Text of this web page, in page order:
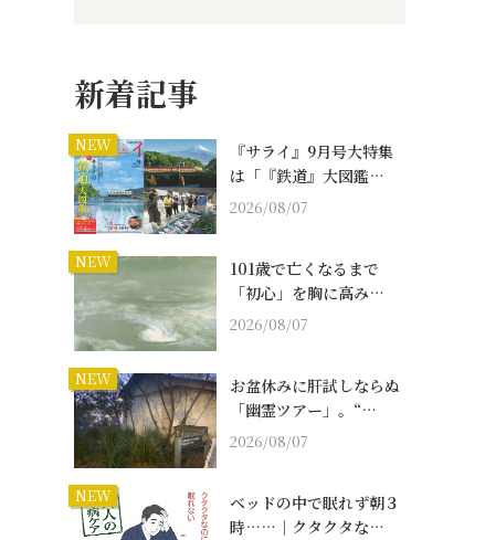
新着記事
NEW
『サライ』9月号大特集
は「『鉄道』大図鑑…
2026/08/07
NEW
101歳で亡くなるまで
「初心」を胸に高み…
2026/08/07
NEW
お盆休みに肝試しならぬ
「幽霊ツアー」。“…
2026/08/07
NEW
ベッドの中で眠れず朝３
時……｜クタクタな…